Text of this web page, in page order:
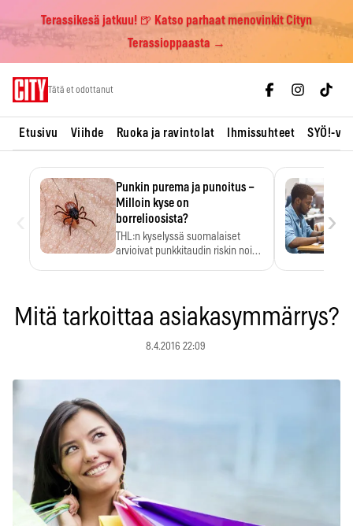
Terassikesä jatkuu! 🍺 Katso parhaat menovinkit Cityn
Terassioppaasta →
Tätä et odottanut
Etusivu Viihde Ruoka ja ravintolat Ihmissuhteet SYÖ!-
Punkin purema ja punoitus –
Milloin kyse on
borrelioosista?
THL:n kyselyssä suomalaiset
arvioivat punkkitaudin riskin noin
›
Mitä tarkoittaa asiakasymmärrys?
8.4.2016 22:09